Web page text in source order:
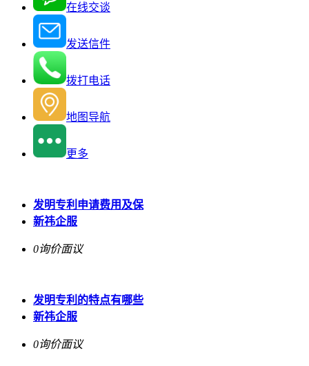
在线交谈
发送信件
拨打电话
地图导航
更多
发明专利申请费用及保
新祎企服
0询价面议
发明专利的特点有哪些
新祎企服
0询价面议